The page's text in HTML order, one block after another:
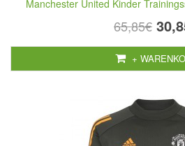
Manchester United Kinder
65,85€
+